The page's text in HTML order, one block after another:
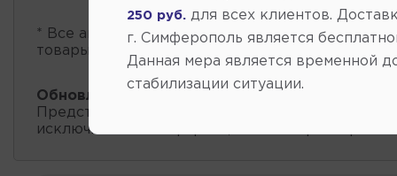
* Все автозапчастиесть в наличии, обновление
товары проходит несколько раз в сутки.
Обновление остатков и цен:
Представленные данные о запчастях на этой
исключительно информационный характер.
250 руб.
для всех клиентов.
г. Симферополь является
Данная мера является временной
стабилизации ситуации.